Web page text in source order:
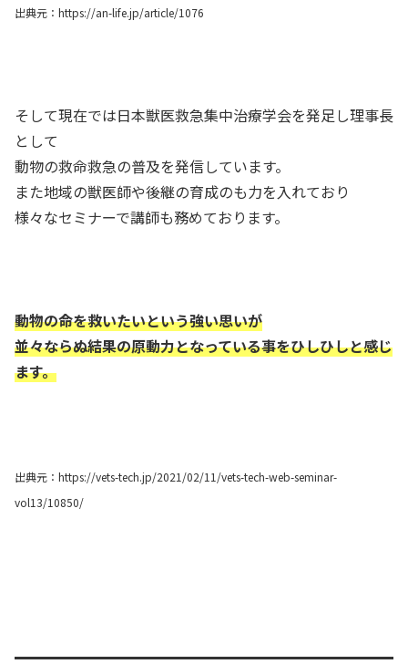
出典元：https://an-life.jp/article/1076
そして現在では日本獣医救急集中治療学会を発足し理事長
として
動物の救命救急の普及を発信しています。
また地域の獣医師や後継の育成のも力を入れており
様々なセミナーで講師も務めております。
動物の命を救いたいという強い思いが
並々ならぬ結果の原動力となっている事をひしひしと感じ
ます。
出典元：https://vets-tech.jp/2021/02/11/vets-tech-web-seminar-
vol13/10850/